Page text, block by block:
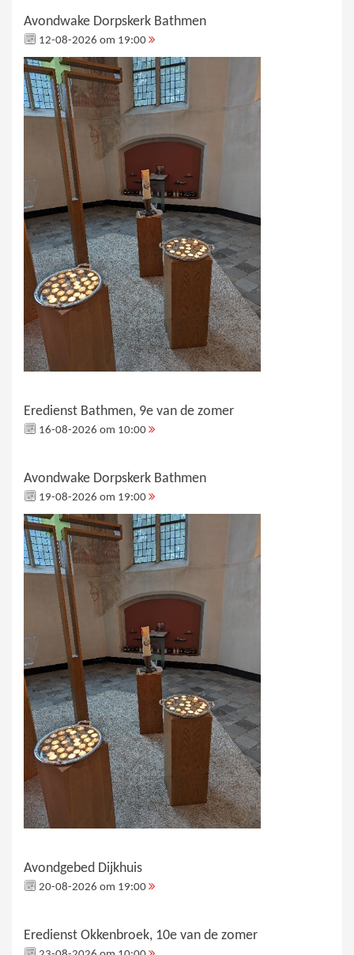
Avondwake Dorpskerk Bathmen
12-08-2026 om 19:00
Eredienst Bathmen, 9e van de zomer
16-08-2026 om 10:00
Avondwake Dorpskerk Bathmen
19-08-2026 om 19:00
Avondgebed Dijkhuis
20-08-2026 om 19:00
Eredienst Okkenbroek, 10e van de zomer